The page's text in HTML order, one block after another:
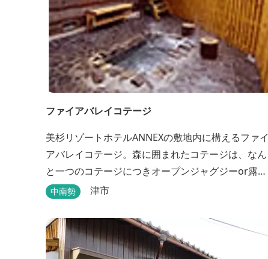
ファイアバレイコテージ
美杉リゾートホテルANNEXの敷地内に構えるファイ
アバレイコテージ。森に囲まれたコテージは、なん
と一つのコテージにつきオープンジャグジーor露天
風呂が備え付けてある。あなただけの特別な時間を
中南勢 津市